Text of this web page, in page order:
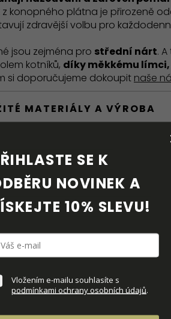
z konopného plátna je přirozeně
zdravější volbu pro
jsou zejména pro střední nárt.
kotníků, díky měkkému
si doporučujeme dokoupit naše
MATERIÁLY A VÝROBA
A VRÁCENÍ
O OBUV
PARAMETRY
SE K
NOVINEK A
10% SLEVU!
Vložením e-mailu souhlasíte s
podmínkami ochrany osobních údajů.